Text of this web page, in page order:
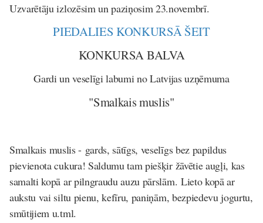
Uzvarētāju izlozēsim un paziņosim 23.novembrī.
PIEDALIES KONKURSĀ ŠEIT
KONKURSA BALVA
Gardi un veselīgi labumi no Latvijas uzņēmuma
"Smalkais muslis"
Smalkais muslis -gards, sātīgs, veselīgs bez papildus
pievienota cukura! Saldumu tam piešķir žāvētie augļi, kas
samalti kopā ar pilngraudu auzu pārslām. Lieto kopā ar
aukstu vai siltu pienu, kefīru, paniņām, bezpiedevu jogurtu,
smūtijiem u.tml.